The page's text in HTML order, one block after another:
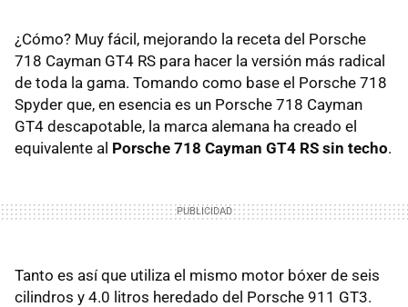
¿Cómo? Muy fácil, mejorando la receta del Porsche
718 Cayman GT4 RS para hacer la versión más radical
de toda la gama. Tomando como base el Porsche 718
Spyder que, en esencia es un Porsche 718 Cayman
GT4 descapotable, la marca alemana ha creado el
equivalente al Porsche 718 Cayman GT4 RS sin techo.
Tanto es así que utiliza el mismo motor bóxer de seis
cilindros y 4.0 litros heredado del Porsche 911 GT3.